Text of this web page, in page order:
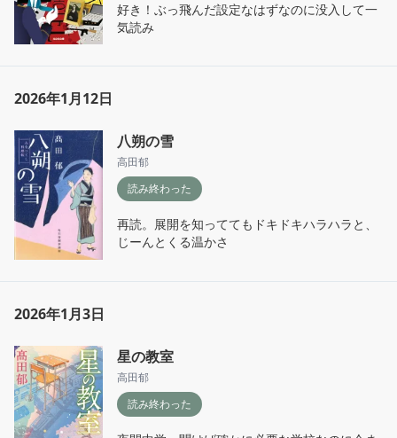
好き！ぶっ飛んだ設定なはずなのに没入して一
気読み
2026年1月12日
八朔の雪
高田郁
読み終わった
再読。展開を知っててもドキドキハラハラと、
じーんとくる温かさ
2026年1月3日
星の教室
高田郁
読み終わった